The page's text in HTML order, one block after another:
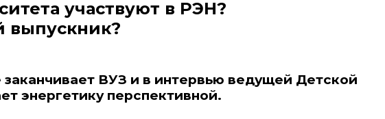
участвуют в РЭН?
выпускник?
ВУЗ и в интервью ведущей Детской
энергетику перспективной.